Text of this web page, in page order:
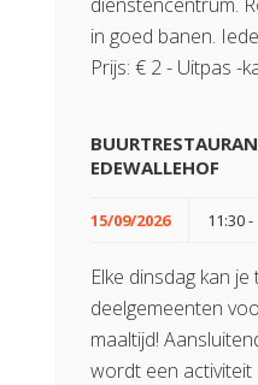
in goed banen.
Prijs: € 2 - Uitpas -
EDEWALLEHOF
15/09/2026 11:30 -
Elke dinsdag kan
deelgemeenten
maaltijd!
wordt een activiteit